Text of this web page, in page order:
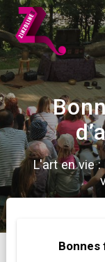
L'art en vie :
Bonnes